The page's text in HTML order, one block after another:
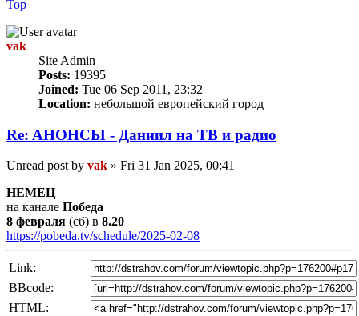
Top
vak
Site Admin
Posts: 19395
Joined: Tue 06 Sep 2011, 23:32
Location: небольшой европейский город
Re: AНОНСЫ - Даниил на TВ и радио
Unread post by vak » Fri 31 Jan 2025, 00:41
НЕМЕЦ
на канале Победа
8 февраля (сб) в 8.20
https://pobeda.tv/schedule/2025-02-08
Link:
BBcode:
HTML: